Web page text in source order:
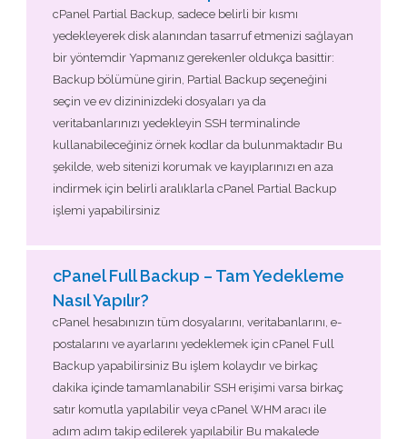
cPanel Partial Backup, sadece belirli bir kısmı
yedekleyerek disk alanından tasarruf etmenizi sağlayan
bir yöntemdir Yapmanız gerekenler oldukça basittir:
Backup bölümüne girin, Partial Backup seçeneğini
seçin ve ev dizininizdeki dosyaları ya da
veritabanlarınızı yedekleyin SSH terminalinde
kullanabileceğiniz örnek kodlar da bulunmaktadır Bu
şekilde, web sitenizi korumak ve kayıplarınızı en aza
indirmek için belirli aralıklarla cPanel Partial Backup
işlemi yapabilirsiniz
cPanel Full Backup – Tam Yedekleme
Nasıl Yapılır?
cPanel hesabınızın tüm dosyalarını, veritabanlarını, e-
postalarını ve ayarlarını yedeklemek için cPanel Full
Backup yapabilirsiniz Bu işlem kolaydır ve birkaç
dakika içinde tamamlanabilir SSH erişimi varsa birkaç
satır komutla yapılabilir veya cPanel WHM aracı ile
adım adım takip edilerek yapılabilir Bu makalede